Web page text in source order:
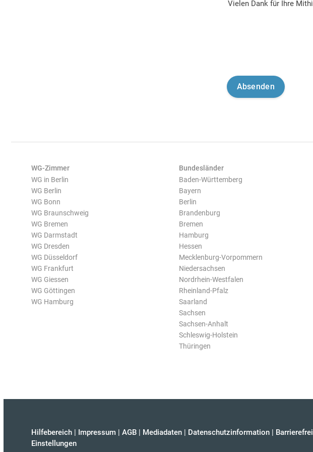
Vielen Dank für Ihre
WG-Zimmer
WG in Berlin
WG Berlin
WG Bonn
WG Braunschweig
WG Bremen
WG Darmstadt
WG Dresden
WG Düsseldorf
WG Frankfurt
WG Giessen
WG Göttingen
WG Hamburg
Bundesländer
Baden-Württemberg
Bayern
Berlin
Brandenburg
Bremen
Hamburg
Hessen
Mecklenburg-Vorpommern
Niedersachsen
Nordrhein-Westfalen
Rheinland-Pfalz
Saarland
Sachsen
Sachsen-Anhalt
Schleswig-Holstein
Thüringen
Hilfebereich | Impressum | AGB | Mediadaten | Datenschutzinformation |
Einstellungen